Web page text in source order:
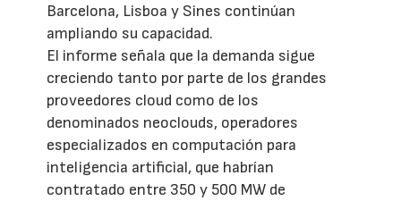
Barcelona, Lisboa y Sines continúan
ampliando su capacidad.
El informe señala que la demanda sigue
creciendo tanto por parte de los grandes
proveedores cloud como de los
denominados neoclouds, operadores
especializados en computación para
inteligencia artificial, que habrían
contratado entre 350 y 500 MW de